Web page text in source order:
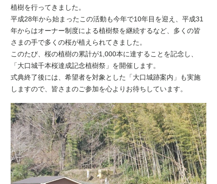
植樹を行ってきました。
平成28年から始まったこの活動も今年で10年目を迎え、平成31
年からはオーナー制度による植樹祭を継続するなど、多くの皆
さまの手で多くの桜が植えられてきました。
このたび、桜の植樹の累計が1,000本に達することを記念し、
「大口城千本桜達成記念植樹祭」を開催します。
式典終了後には、希望者を対象とした「大口城跡案内」も実施
しますので、皆さまのご参加を心よりお待ちしています。